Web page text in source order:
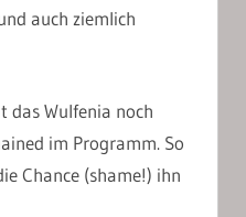
auch ziemlich
das Wulfenia noch
im Programm. So
Chance (shame!) ihn